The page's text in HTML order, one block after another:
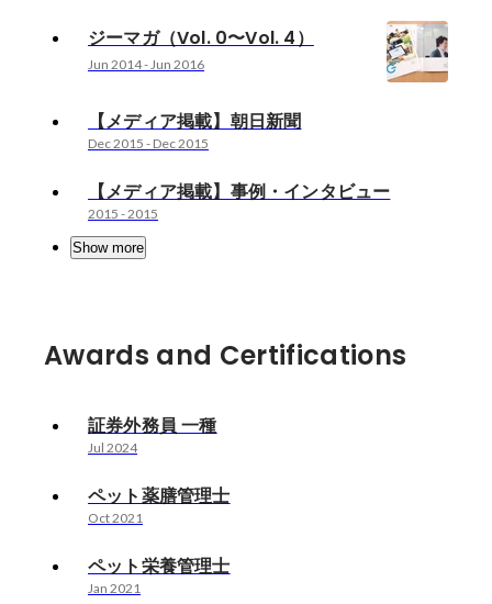
ジーマガ（Vol. 0〜Vol. 4）
Jun 2014-Jun 2016
【メディア掲載】朝日新聞
Dec 2015 - Dec 2015
【メディア掲載】事例・インタビュー
2015 -2015
Show more
Awards and Certifications
証券外務員 一種
Jul 2024
ペット薬膳管理士
Oct 2021
ペット栄養管理士
Jan 2021